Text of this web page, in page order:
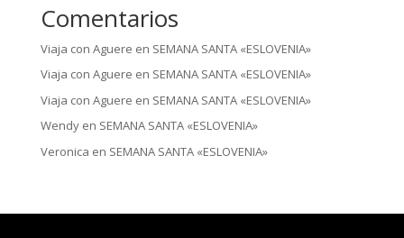
Comentarios
Viaja con Aguere en SEMANA SANTA «ESLOVENIA»
Viaja con Aguere en SEMANA SANTA «ESLOVENIA»
Viaja con Aguere en SEMANA SANTA «ESLOVENIA»
Wendyen SEMANA SANTA «ESLOVENIA»
Veronica en SEMANA SANTA «ESLOVENIA»